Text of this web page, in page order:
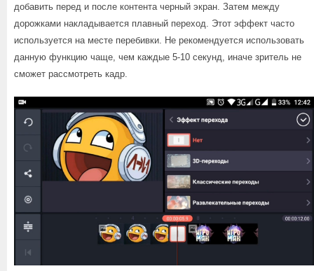
добавить перед и после контента черный экран. Затем между
дорожками накладывается плавный переход. Этот эффект часто
используется на месте перебивки. Не рекомендуется использовать
данную функцию чаще, чем каждые 5-10 секунд, иначе зритель не
сможет рассмотреть кадр.